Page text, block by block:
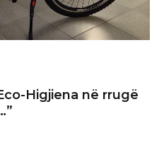
Higjiena në rrugë